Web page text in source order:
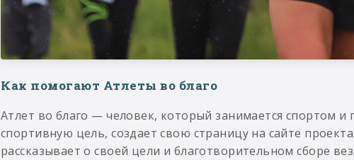
Как помогают Атлеты во благо
Атлет во благо — человек, который занимается спортом и
спортивную цель, создает свою страницу на сайте
рассказывает о своей цели и благотворительном сборе